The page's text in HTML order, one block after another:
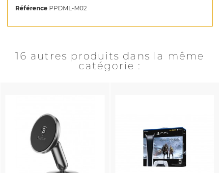
Référence PPDML-M02
16 autres produits dans la même
catégorie :